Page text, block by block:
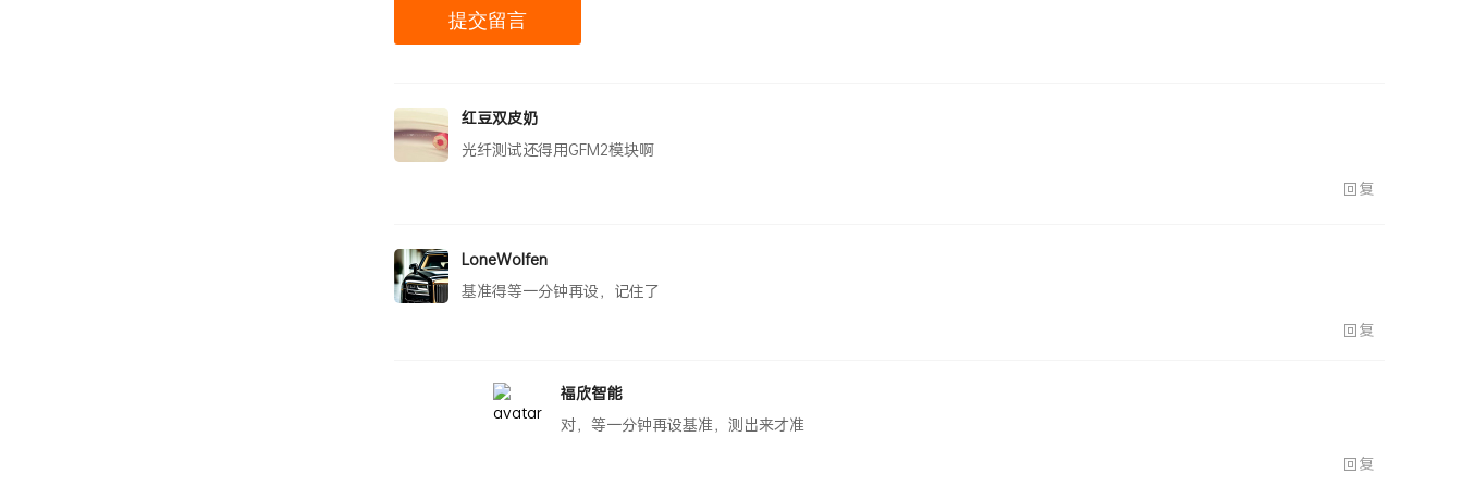
红豆双皮奶
光纤测试还得用GFM2模块啊
回复
LoneWolfen
基准得等一分钟再设，记住了
回复
福欣智能
对，等一分钟再设基准，测出来才准
回复